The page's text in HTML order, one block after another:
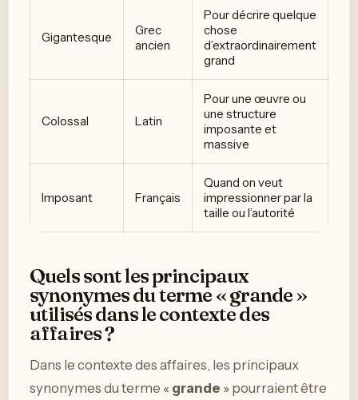
Gigantesque
Grec
ancien
Pour décrire quelque
chose
d’extraordinairement
grand
Colossal Latin
Pour une œuvre ou
une structure
imposante et
massive
Imposant Français
Quand on veut
impressionner par la
taille ou l’autorité
Quels sont les principaux
synonymes du terme « grande »
utilisés dans le contexte des
affaires ?
Dans le contexte des affaires, les principaux
synonymes du terme « grande » pourraient être